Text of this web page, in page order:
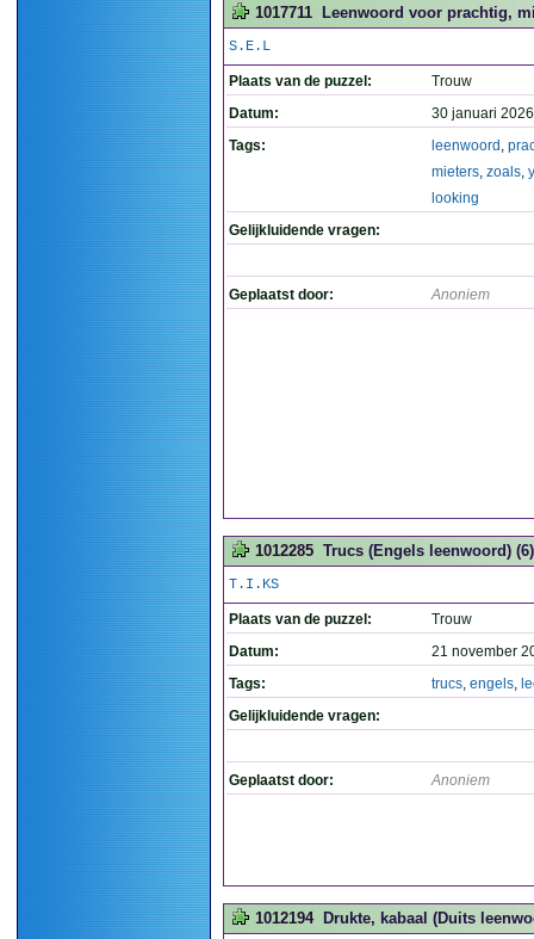
1017711 Leenwoord voor prachtig,
S.E.L
Plaats van de puzzel:
Trouw
Datum:
30 januari
Tags:
leenwoord ,
mieters, zoals,
looking
Gelijkluidende vragen:
Geplaatst door: Anoniem
1012285 Trucs (Engels leenwoord) (6)
T.I.KS
Plaats van de puzzel:
Trouw
Datum:
21 november
Tags:
trucs, engels,
Gelijkluidende vragen:
Geplaatst door: Anoniem
1012194 Drukte, kabaal (Duits